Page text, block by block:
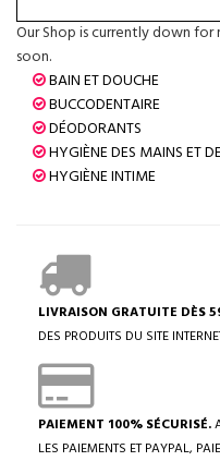
Our Shop is currently down for
soon.
BAIN ET DOUCHE
BUCCODENTAIRE
DÉODORANTS
HYGIÈNE DES MAINS ET
HYGIÈNE INTIME
LIVRAISON GRATUITE DÈS
DES PRODUITS DU SITE
PAIEMENT 100% SÉCURISÉ.
LES PAIEMENTS ET PAYPAL,